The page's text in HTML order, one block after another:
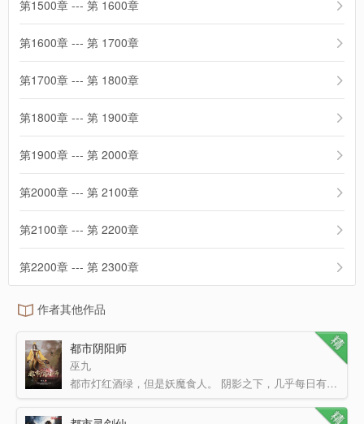
第1500章 --- 第 1600章
第1600章 --- 第 1700章
第1700章 --- 第 1800章
第1800章 --- 第 1900章
第1900章 --- 第 2000章
第2000章 --- 第 2100章
第2100章 --- 第 2200章
第2200章 --- 第 2300章
作者其他作品
都市阴阳师
巫九
都市灯红酒绿，但是妖魔食人。 阴影之下，几乎每日有人消失。 正如当年震惊全国的僵尸事件以…